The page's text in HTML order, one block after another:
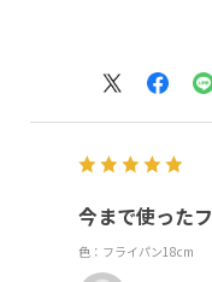
で洗うのも手間か
今まで使った
色：フライパン18cm